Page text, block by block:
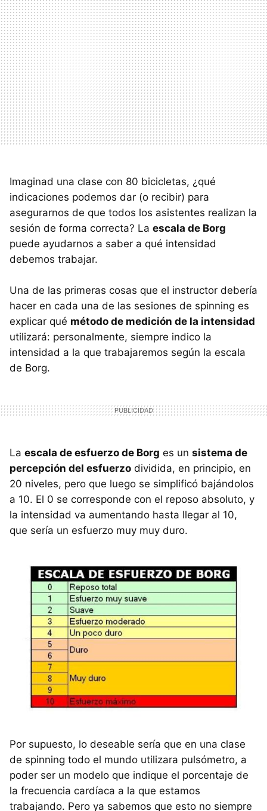
Imaginad una clase con 80 bicicletas, ¿qué
indicaciones podemos dar (o recibir) para
asegurarnos de que todos los asistentes realizan la
sesión de forma correcta? La escala de Borg
puede ayudarnos a saber a qué intensidad
debemos trabajar.
Una de las primeras cosas que el instructor debería
hacer en cada una de las sesiones de spinning es
explicar qué método de medición de la intensidad
utilizará: personalmente, siempre indico la
intensidad a la que trabajaremos según la escala
de Borg.
La escala de esfuerzo de Borg es un sistema de
percepción del esfuerzo dividida, en principio, en
20 niveles, pero que luego se simplificó bajándolos
a 10. El 0 se corresponde con el reposo absoluto, y
la intensidad va aumentando hasta llegar al 10,
que sería un esfuerzo muy muy duro.
Por supuesto, lo deseable sería que en una clase
de spinning todo el mundo utilizara pulsómetro, a
poder ser un modelo que indique el porcentaje de
la frecuencia cardíaca a la que estamos
trabajando. Pero ya sabemos que esto no siempre